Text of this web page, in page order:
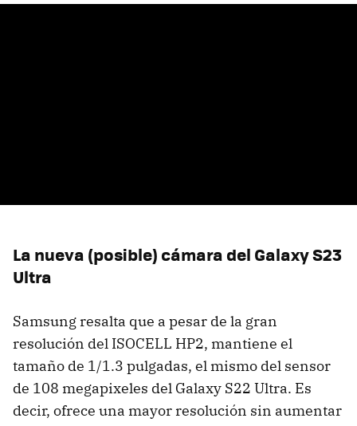
La nueva (posible) cámara del Galaxy S23
Ultra
Samsung resalta que a pesar de la gran
resolución del ISOCELL HP2, mantiene el
tamaño de 1/1.3 pulgadas, el mismo del sensor
de 108 megapixeles del Galaxy S22 Ultra. Es
decir, ofrece una mayor resolución sin aumentar